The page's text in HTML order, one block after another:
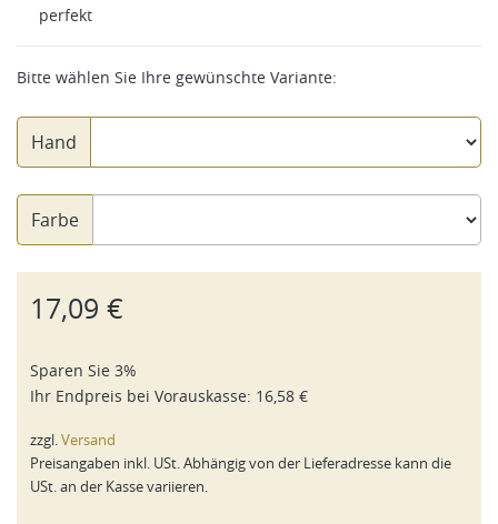
perfekt
Bitte wählen Sie Ihre gewünschte Variante:
Hand
Farbe
17,09 €
Sparen Sie 3%
Ihr Endpreis bei Vorauskasse: 16,58 €
zzgl.Versand
Preisangaben inkl. USt. Abhängig von der Lieferadresse kann die
USt. an der Kasse variieren.